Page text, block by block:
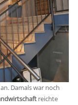
Damals war noch
reichte